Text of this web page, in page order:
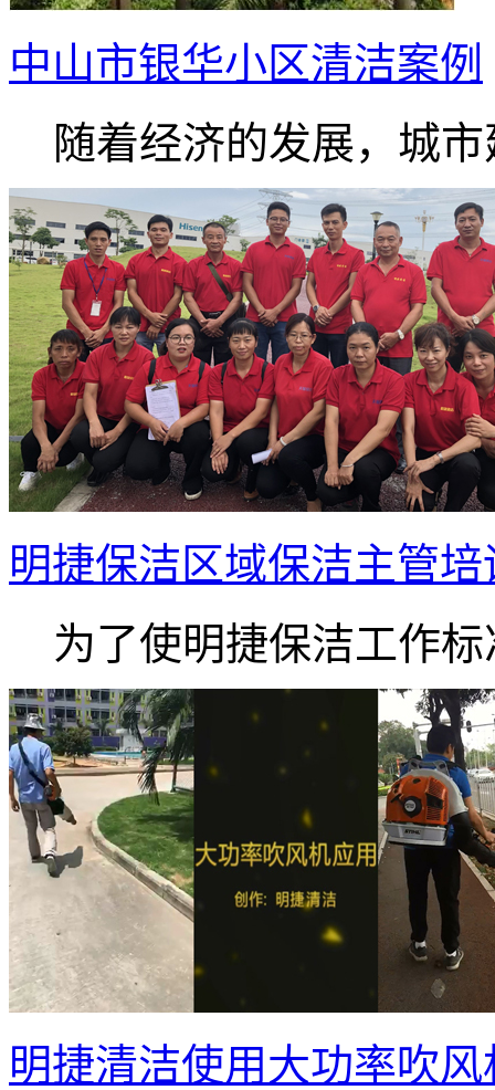
中山市银华小区清洁案例
随着经济的发展，城市
明捷保洁区域保洁主管培
为了使明捷保洁工作标
明捷清洁使用大功率吹风